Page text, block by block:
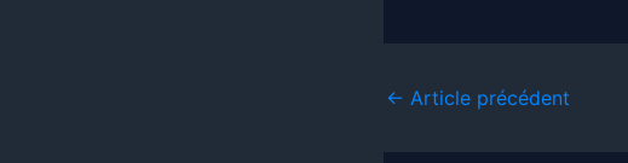
← Article précédent